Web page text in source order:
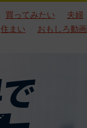
買ってみたい 夫婦
住まい おもしろ動画